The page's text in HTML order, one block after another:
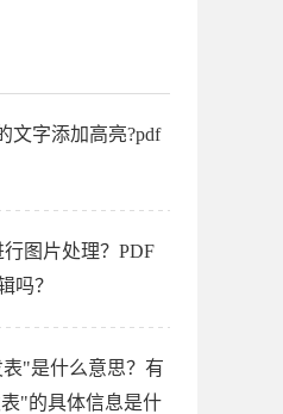
文字添加高亮?pdf
图片处理？PDF
吗？
表"是什么意思？有
"的具体信息是什